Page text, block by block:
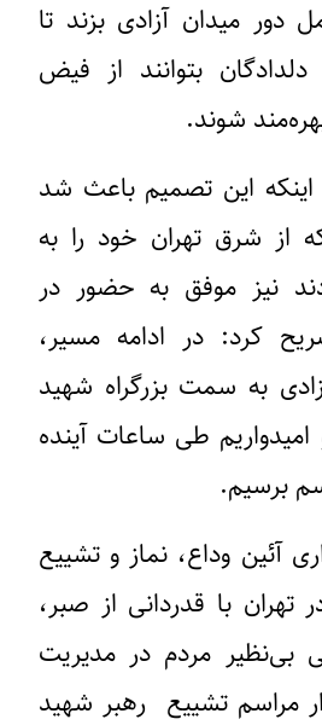
دور میدان آزادی بزند تا
بتوانند از فیض
شوند.
اینکه این تصمیم باعث شد
از شرق تهران خود را به
نیز موفق به حضور در
کرد: در ادامه مسیر،
به سمت بزرگراه شهید
طی ساعات آینده
برسیم.
آئین وداع، نماز و تشییع
تهران با قدردانی از صبر،
بی‌نظیر مردم در مدیریت
مراسم تشییع رهبر شهید